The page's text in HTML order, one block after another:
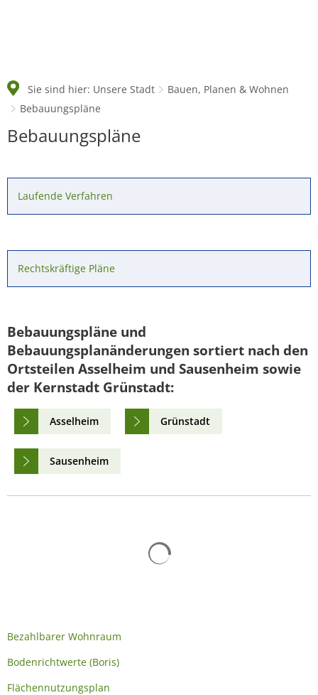
Sie sind hier: Unsere Stadt
Bauen, Planen & Wohnen
Bebauungspläne
Bebauungspläne
Bebauungspläne
Laufende Verfahren
Rechtskräftige Pläne
Bebauungspläne und
Bebauungsplanänderungen sortiert nach den
Ortsteilen Asselheim und Sausenheim sowie
der Kernstadt Grünstadt:
Asselheim Grünstadt
Sausenheim
Bezahlbarer Wohnraum
Bodenrichtwerte (Boris)
Flächennutzungsplan